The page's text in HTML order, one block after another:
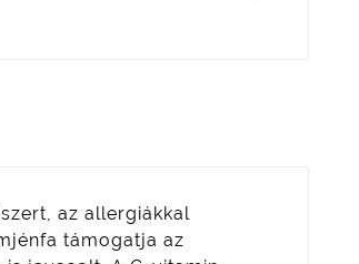
az allergiákkal
támogatja az